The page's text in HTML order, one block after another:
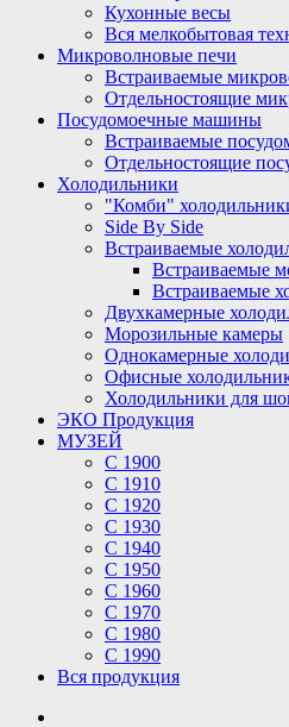
Кухонные весы
Вся мелкобытовая
Микроволновые печи
Встраиваемые
Отдельностоящие
Посудомоечные машины
Встраиваемые
Отдельностоящие
Холодильники
"Комби"
Side By Side
Встраиваемые
Встраиваемые
Встраиваемые
Двухкамерные
Морозильные камеры
Однокамерные
Офисные
Холодильники для
ЭКО Продукция
МУЗЕЙ
С 1900
С 1910
C 1920
С 1930
С 1940
С 1950
С 1960
С 1970
С 1980
С 1990
Вся продукция